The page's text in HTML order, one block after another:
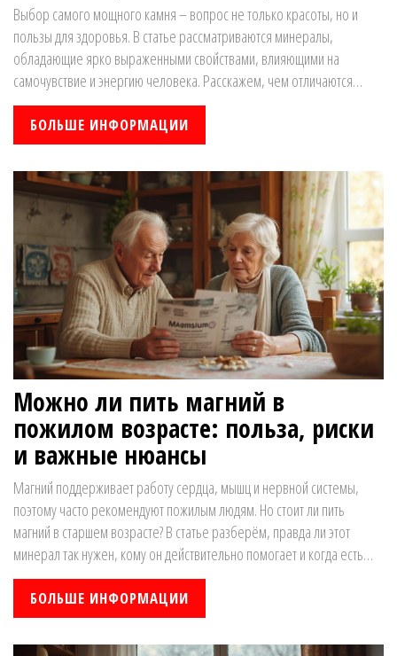
Выбор самого мощного камня – вопрос не только красоты, но и
пользы для здоровья. В статье рассматриваются минералы,
обладающие ярко выраженными свойствами, влияющими на
самочувствие и энергию человека. Расскажем, чем отличаются
разные камни, как они воздействуют на организм и для чего их
выбирают чаще всего. Включены реальные советы по подбору и
использованию минералов в повседневной жизни. Понять, какой
камень подойдет именно вам, станет проще.
БОЛЬШЕ ИНФОРМАЦИИ
Можно ли пить магний в
пожилом возрасте: польза, риски
и важные нюансы
Магний поддерживает работу сердца, мышц и нервной системы,
поэтому часто рекомендуют пожилым людям. Но стоит ли пить
магний в старшем возрасте? В статье разберём, правда ли этот
минерал так нужен, кому он действительно помогает и когда есть
смысл проконсультироваться с врачом. Также рассмотрим, как
узнать о дефиците магния и на что обращать внимание при выборе
добавок. Всё — простыми словами и с практическими советами.
БОЛЬШЕ ИНФОРМАЦИИ